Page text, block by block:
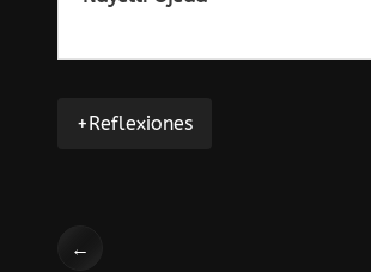
+Reflexiones
←